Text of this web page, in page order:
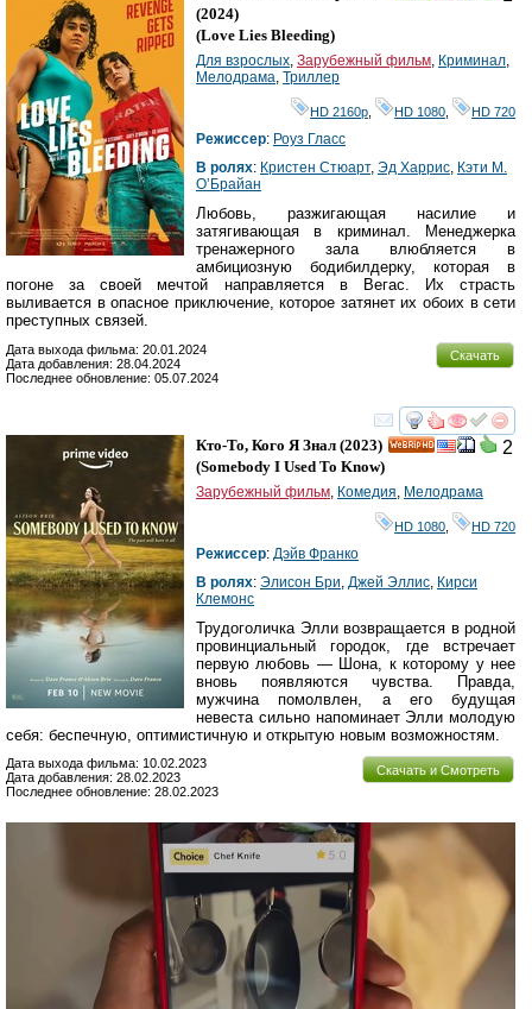
(2024)
(Love Lies Bleeding)
Для взрослых, Зарубежный фильм, Криминал,
Мелодрама, Триллер
HD 2160р HD 1080 HD 720
Режиссер: Роуз Гласс
В ролях: Кристен Стюарт, Эд Харрис, Кэти М.
О’Брайан
Любовь, разжигающая насилие и
затягивающая в криминал. Менеджерка
тренажерного зала влюбляется в
амбициозную бодибилдерку, которая в
погоне за своей мечтой направляется в Вегас. Их страсть
выливается в опасное приключение, которое затянет их обоих в сети
преступных связей.
Скачать
Дата выхода фильма: 20.01.2024
Дата добавления: 28.04.2024
Последнее обновление: 05.07.2024
смотреть
2
Кто-То, Кого Я Знал (2023)
(Somebody I Used To Know)
Зарубежный фильм Комедия Мелодрама
HD 1080 HD 720
Режиссер: Дэйв Франко
В ролях: Элисон Бри Джей Эллис Кирси
Клемонс
Трудоголичка Элли возвращается в родной
провинциальный городок, где встречает
первую любовь — Шона, к которому у нее
вновь появляются чувства. Правда,
мужчина помолвлен, а его будущая
невеста сильно напоминает Элли молодую
себя: беспечную, оптимистичную и открытую новым возможностям.
Скачать и Смотреть
Дата выхода фильма: 10.02.2023
Дата добавления: 28.02.2023
Последнее обновление: 28.02.2023